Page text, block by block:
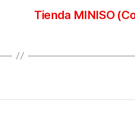
Tienda MINISO